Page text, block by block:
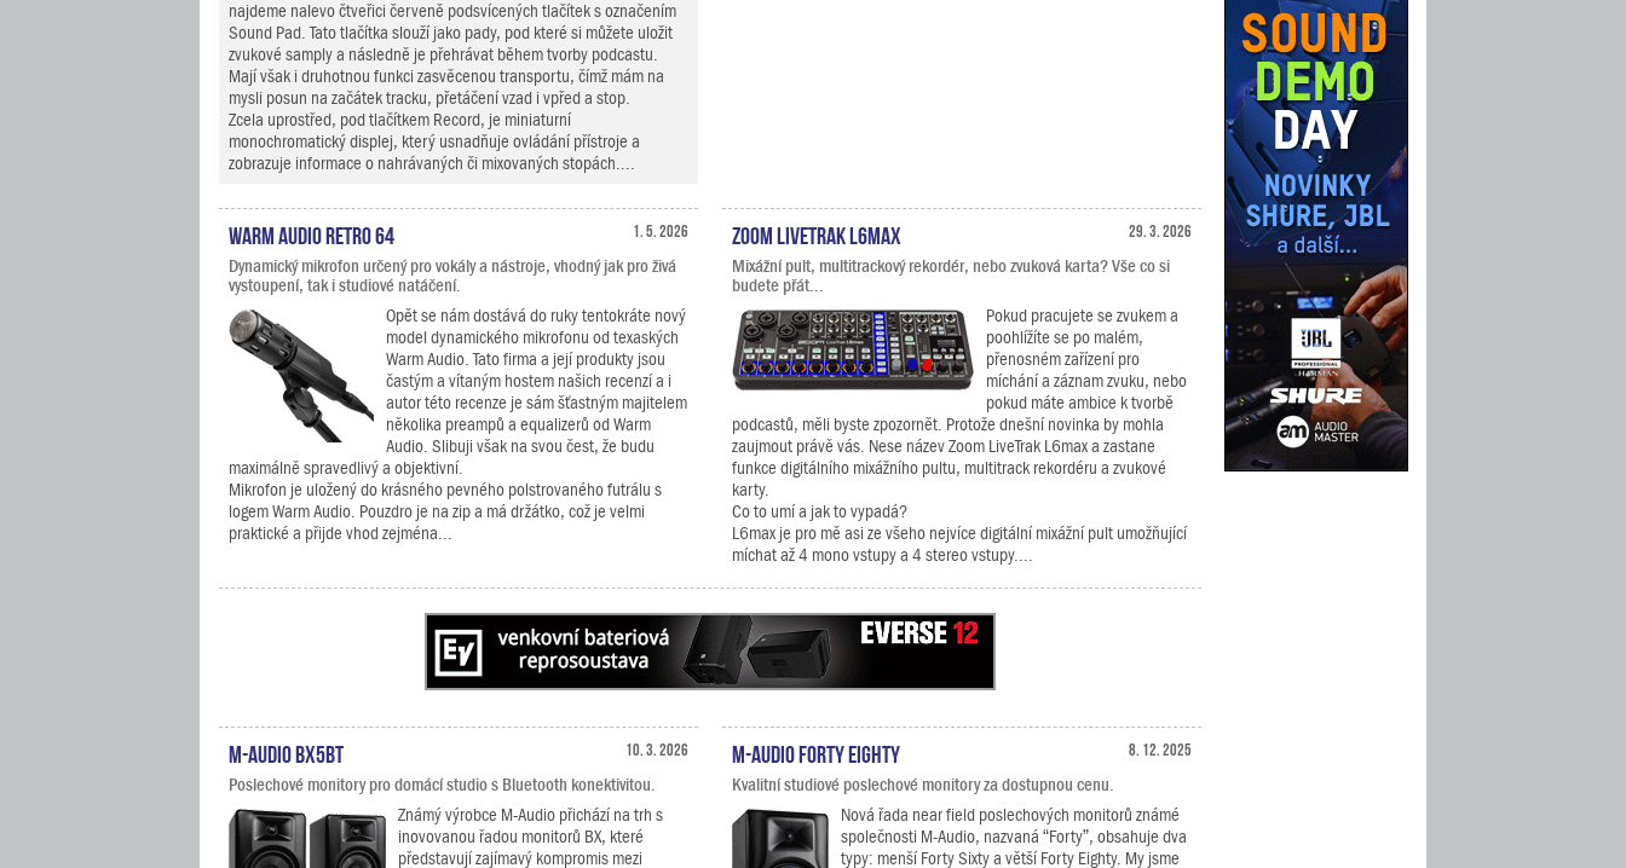
najdeme nalevo čtveřici červeně podsvícených tlačítek s označením
Sound Pad. Tato tlačítka slouží jako pady, pod které si můžete uložit
zvukové samply a následně je přehrávat během tvorby podcastu.
Mají však i druhotnou funkci zasvěcenou transportu, čímž mám na
mysli posun na začátek tracku, přetáčení vzad i vpřed a stop.
Zcela uprostřed, pod tlačítkem Record, je miniaturní
monochromatický displej, který usnadňuje ovládání přístroje a
zobrazuje informace o nahrávaných či mixovaných stopách....
1. 5. 2026
Warm Audio Retro 64
Dynamický mikrofon určený pro vokály a nástroje, vhodný jak pro živá
vystoupení, tak i studiové natáčení.
Opět se nám dostává do ruky tentokráte nový
model dynamického mikrofonu od texaských
Warm Audio. Tato firma a její produkty jsou
častým a vítaným hostem našich recenzí a i
autor této recenze je sám šťastným majitelem
několika preampů a equalizerů od Warm
Audio. Slibuji však na svou čest, že budu
maximálně spravedlivý a objektivní.
Mikrofon je uložený do krásného pevného polstrovaného futrálu s
logem Warm Audio. Pouzdro je na zip a má držátko, což je velmi
praktické a přijde vhod zejména...
29. 3. 2026
Zoom LiveTrak L6max
Mixážní pult, multitrackový rekordér, nebo zvuková karta? Vše co si
budete přát...
Pokud pracujete se zvukem a
poohlížíte se po malém,
přenosném zařízení pro
míchání a záznam zvuku, nebo
pokud máte ambice k tvorbě
podcastů, měli byste zpozornět. Protože dnešní novinka by mohla
zaujmout právě vás. Nese název Zoom LiveTrak L6max a zastane
funkce digitálního mixážního pultu, multitrack rekordéru a zvukové
karty.
Co to umí a jak to vypadá?
L6max je pro mě asi ze všeho nejvíce digitální mixážní pult umožňující
míchat až 4 mono vstupy a 4 stereo vstupy....
10. 3. 2026
M-Audio BX5BT
Poslechové monitory pro domácí studio s Bluetooth konektivitou.
Známý výrobce M-Audio přichází na trh s
inovovanou řadou monitorů BX, které
představují zajímavý kompromis mezi
8. 12. 2025
M-Audio Forty Eighty
Kvalitní studiové poslechové monitory za dostupnou cenu.
Nová řada near field poslechových monitorů známé
společnosti M-Audio, nazvaná “Forty”, obsahuje dva
typy: menší Forty Sixty a větší Forty Eighty. My jsme